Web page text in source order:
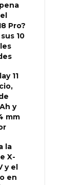
Pro?
10
11
y
mm
la
X-
y el
en